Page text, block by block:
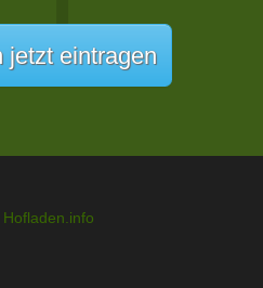
jetzt eintragen